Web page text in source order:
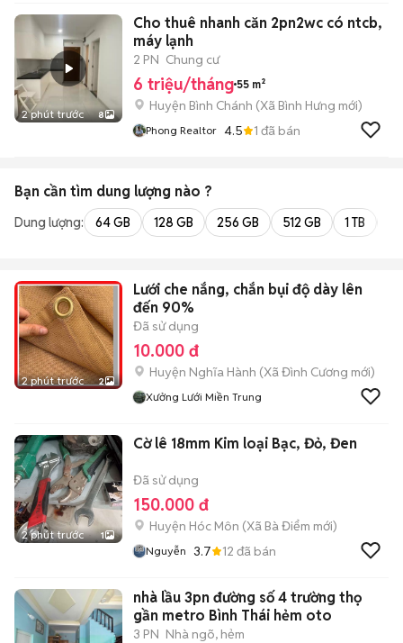
2 phút trước 8
Cho thuê nhanh căn 2pn2wc có ntcb,
máy lạnh
2 PN Chung cư
6 triệu/tháng 55 m²
Huyện Bình Chánh (Xã Bình Hưng mới)
Phong Realtor 4.5 1 đã bán
Bạn cần tìm dung lượng nào ?
Dung lượng: 64 GB 128 GB 256 GB 512 GB 1 TB
2 phút trước 2
Lưới che nắng, chắn bụi độ dày lên
đến 90%
Đã sử dụng
10.000 đ
Huyện Nghĩa Hành (Xã Đình Cương mới)
Xưởng Lưới Miền Trung
2 phút trước 1
Cờ lê 18mm Kim loại Bạc, Đỏ, Đen
Đã sử dụng
150.000 đ
Huyện Hóc Môn (Xã Bà Điểm mới)
Nguyễn 3.7 12 đã bán
nhà lầu 3pn đường số 4 trường thọ
gần metro Bình Thái hẻm oto
3 PN Nhà ngõ, hẻm